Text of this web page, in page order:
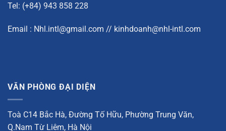
Tel: (+84) 943 858 228
Email : Nhl.intl@gmail.com // kinhdoanh@nhl-intl.com
VĂN PHÒNG ĐẠI DIỆN
Toà C14 Bắc Hà, Đường Tố Hữu, Phường Trung Văn,
Q.Nam Từ Liêm, Hà Nội